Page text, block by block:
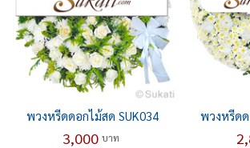
พวงหรีดดอกไม้สด SUK034
3,000 บาท
พวงหรีดด